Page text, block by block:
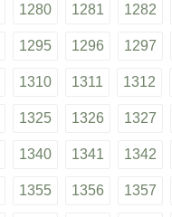
1280 1281 1282
1295 1296 1297
1310 1311 1312
1325 1326 1327
1340 1341 1342
1355 1356 1357